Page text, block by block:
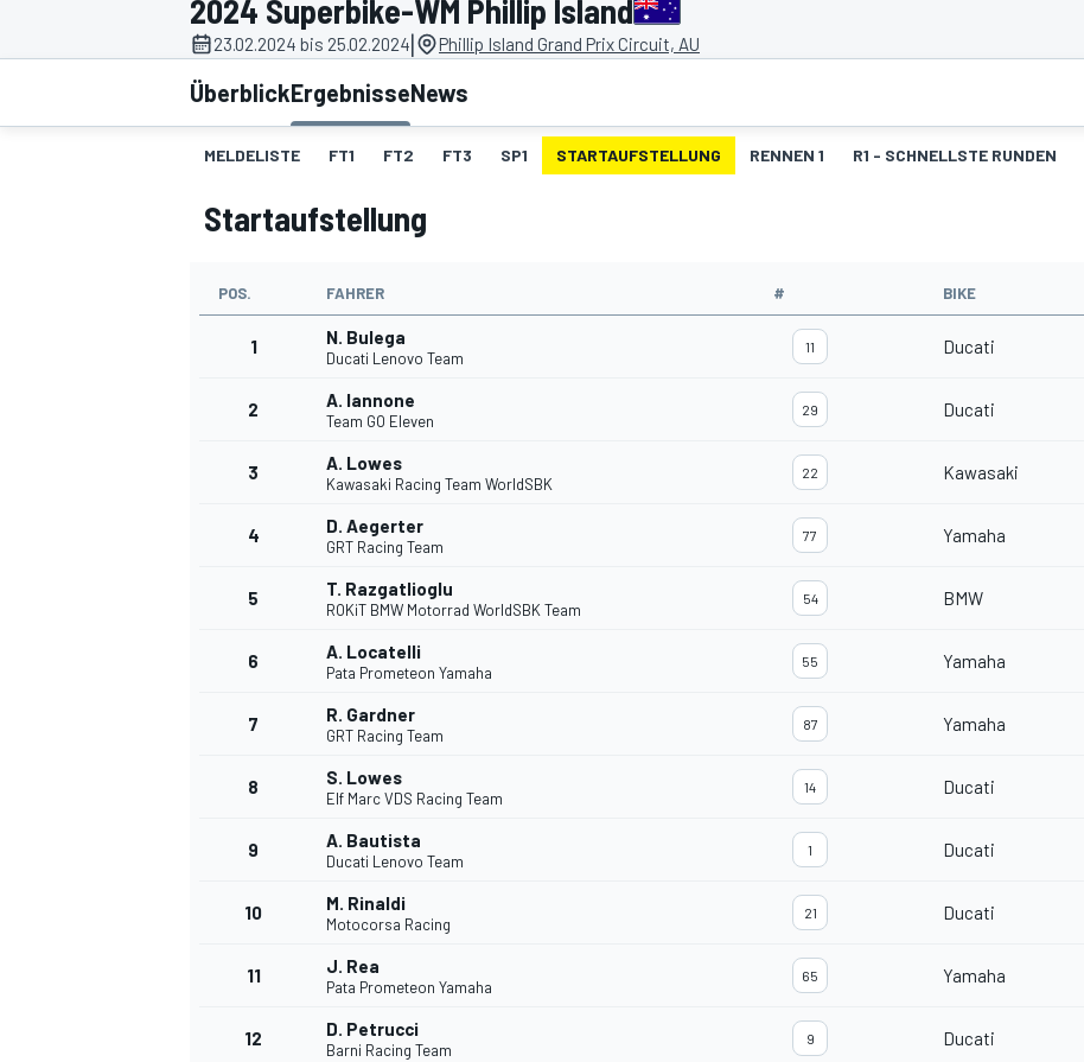
MOTOGP
2024 Superbike-WM Phillip Island
23.02.2024 bis 25.02.2024| Phillip Island Grand Prix Circuit, AU
ÜberblickErgebnisseNews
MELDELISTE FT1 FT2 FT3 SP1 STARTAUFSTELLUNG RENNEN 1 R1 - SCHNELLSTE RUNDEN
Startaufstellung
POS. FAHRER # BIKE
1 N. Bulega
Ducati Lenovo Team
11 Ducati
2 A. Iannone
Team GO Eleven
29 Ducati
3 A. Lowes
Kawasaki Racing Team WorldSBK
22 Kawasaki
4 D. Aegerter
GRT Racing Team
77 Yamaha
5 T. Razgatlioglu
ROKiT BMW Motorrad WorldSBK Team
54 BMW
6 A. Locatelli
Pata Prometeon Yamaha
55 Yamaha
7 R. Gardner
GRT Racing Team
87 Yamaha
8 S. Lowes
Elf Marc VDS Racing Team
14 Ducati
9 A. Bautista
Ducati Lenovo Team
1 Ducati
10 M. Rinaldi
Motocorsa Racing
21 Ducati
11 J. Rea
Pata Prometeon Yamaha
65 Yamaha
12 D. Petrucci
Barni Racing Team
9 Ducati